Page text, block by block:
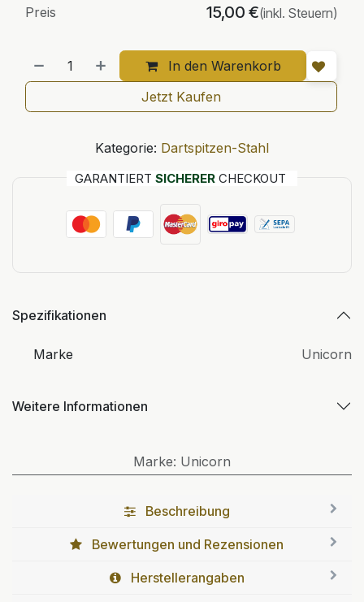
In den Warenkorb
Preis 15,00 €(inkl. Steuern)
Jetzt Kaufen
Kategorie: Dartspitzen-Stahl
GARANTIERT SICHERER CHECKOUT
Spezifikationen
Marke Unicorn
Weitere Informationen
Marke: Unicorn
Beschreibung
Bewertungen und Rezensionen
Herstellerangaben